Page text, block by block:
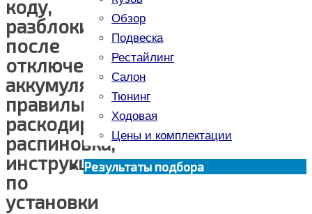
коду,
разблокировка
после
отключения
аккумулятора,
правильно
раскодировать,
распиновка,
инструкция
по
установки
Обзор
Подвеска
Рестайлинг
Салон
Тюнинг
Ходовая
Цены и комплектации
Результаты подбора